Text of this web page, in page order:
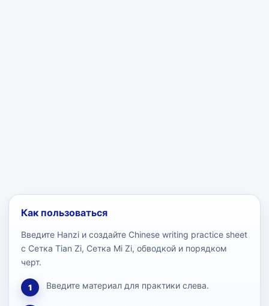
Как пользоваться
Введите Hanzi и создайте Chinese writing practice sheet
с Сетка Tian Zi, Сетка Mi Zi, обводкой и порядком
черт.
1 Введите материал для практики слева.